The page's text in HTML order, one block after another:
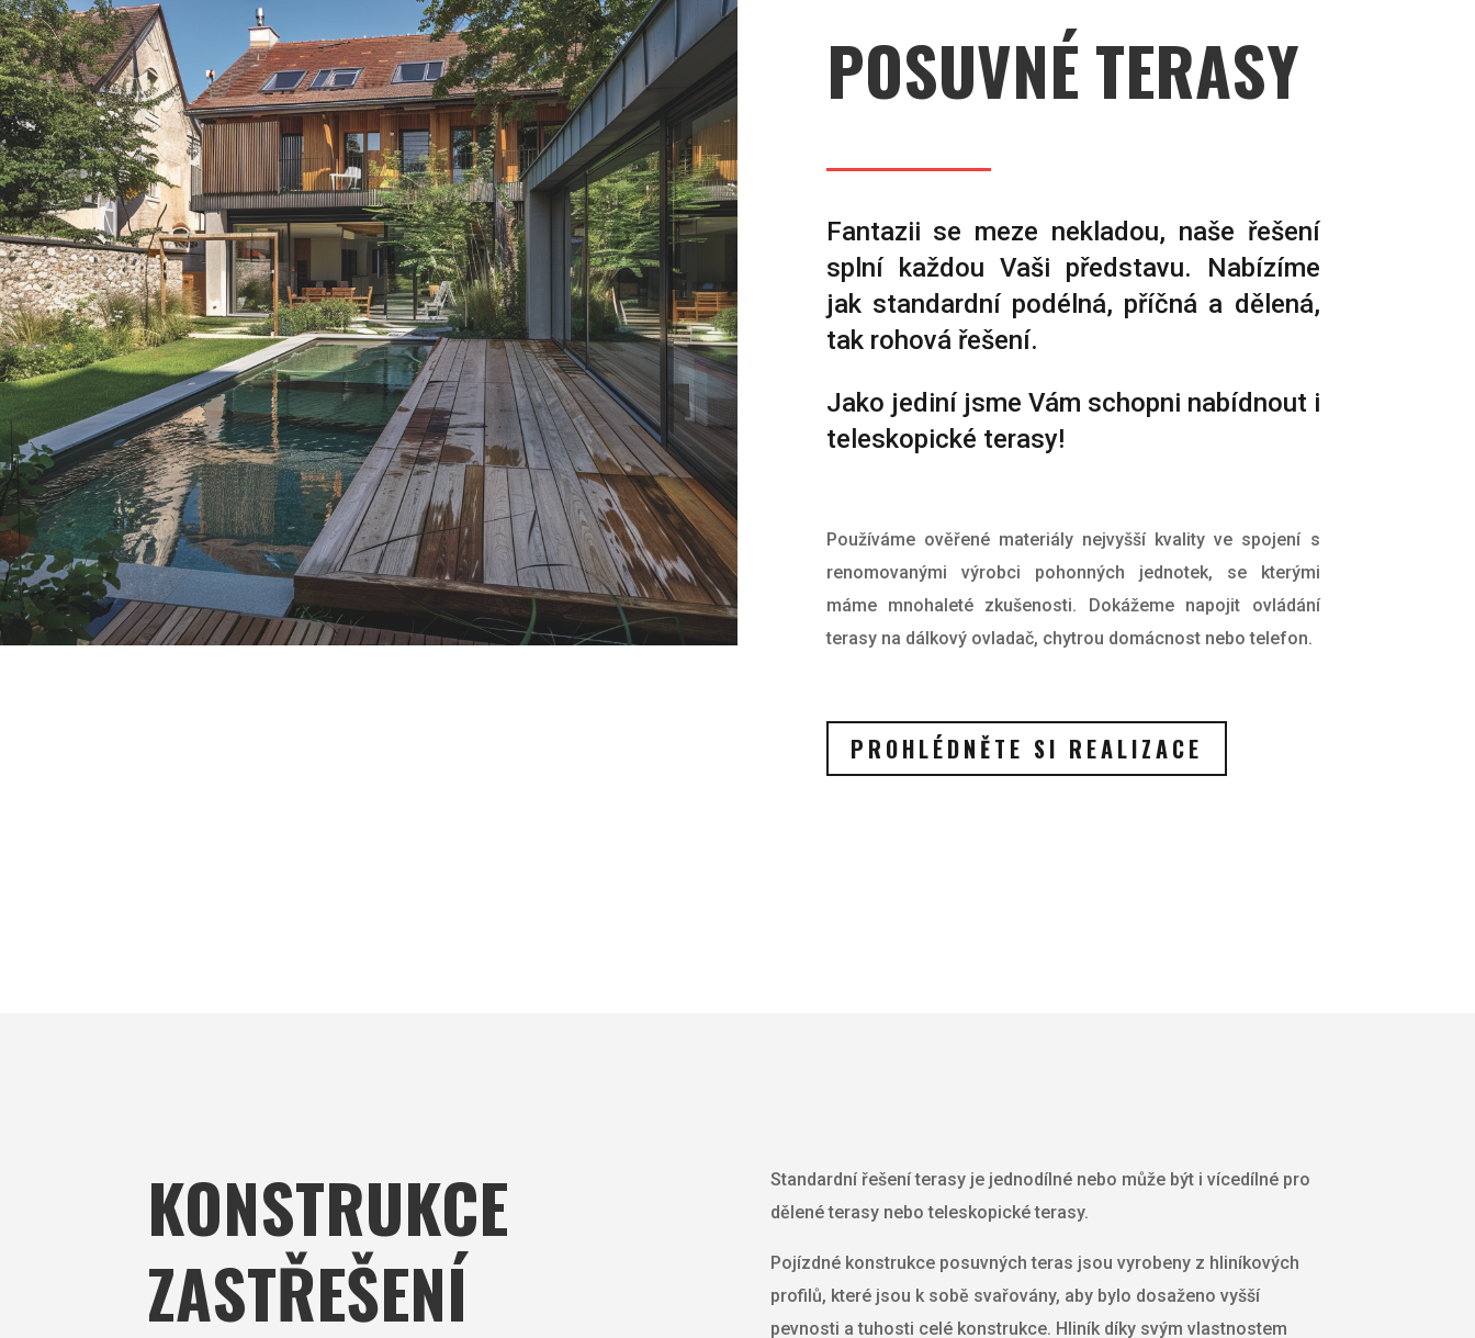
POSUVNÉ TERASY
Fantazii se meze nekladou, naše řešení
splní každou Vaši představu. Nabízíme
jak standardní podélná, příčná a dělená,
tak rohová řešení.
Jako jediní jsme Vám schopni nabídnout i
teleskopické terasy!
Používáme ověřené materiály nejvyšší kvality ve spojení s
renomovanými výrobci pohonných jednotek, se kterými
máme mnohaleté zkušenosti. Dokážeme napojit ovládání
terasy na dálkový ovladač, chytrou domácnost nebo telefon.
PROHLÉDNĚTE SI REALIZACE
KONSTRUKCE
ZASTŘEŠENÍ
Standardní řešení terasy je jednodílné nebo může být i vícedílné pro
dělené terasy nebo teleskopické terasy.
Pojízdné konstrukce posuvných teras jsou vyrobeny z hliníkových
profilů, které jsou k sobě svařovány, aby bylo dosaženo vyšší
pevnosti a tuhosti celé konstrukce. Hliník díky svým vlastnostem